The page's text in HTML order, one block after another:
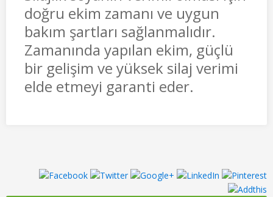
doğru ekim zamanı ve uygun
bakım şartları sağlanmalıdır.
Zamanında yapılan ekim, güçlü
bir gelişim ve yüksek silaj verimi
elde etmeyi garanti eder.